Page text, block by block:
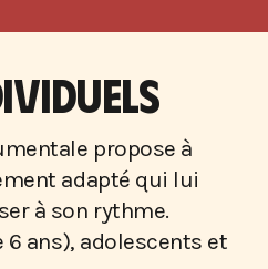
propose à
adapté qui lui
à son rythme.
ans), adolescents et